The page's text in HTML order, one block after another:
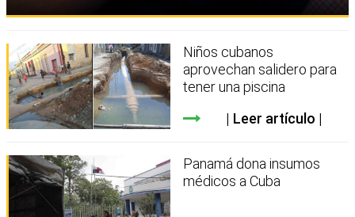
Niños cubanos
aprovechan salidero para
tener una piscina
Leer artículo
Panamá dona insumos
médicos a Cuba